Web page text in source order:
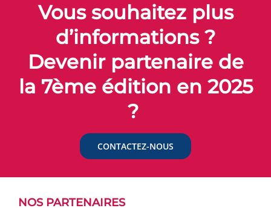
Vous souhaitez plus
d’informations ?
Devenir partenaire de
la 7ème édition en 2025
?
CONTACTEZ-NOUS
NOS PARTENAIRES